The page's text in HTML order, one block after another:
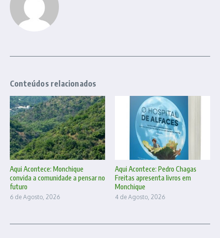
Conteúdos relacionados
Aqui Acontece: Monchique
convida a comunidade a pensar no
futuro
6 de Agosto, 2026
Aqui Acontece: Pedro Chagas
Freitas apresenta livros em
Monchique
4 de Agosto, 2026